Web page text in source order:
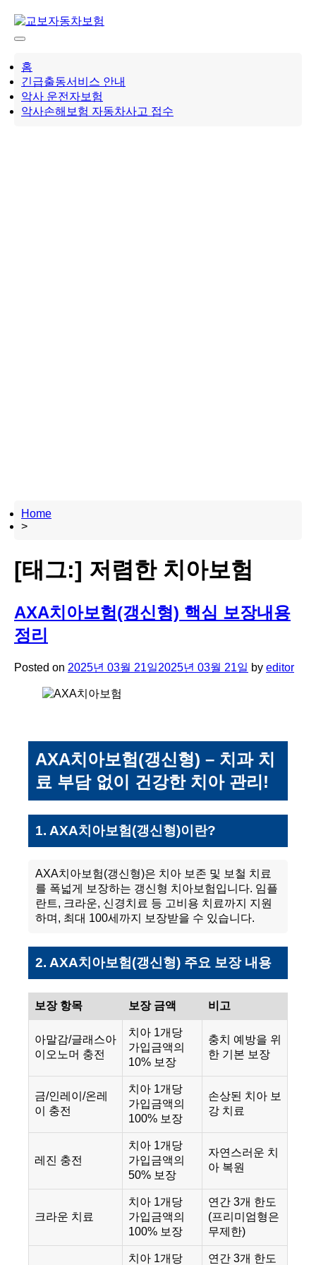
홈
긴급출동서비스 안내
악사 운전자보험
악사손해보험 자동차사고 접수
Home
>
[태그:] 저렴한 치아보험
AXA치아보험(갱신형) 핵심 보장내용
정리
Posted on 2025년 03월 21일2025년 03월 21일 by editor
AXA치아보험(갱신형) – 치과 치
료 부담 없이 건강한 치아 관리!
1. AXA치아보험(갱신형)이란?
AXA치아보험(갱신형)은 치아 보존 및 보철 치료
를 폭넓게 보장하는 갱신형 치아보험입니다. 임플
란트, 크라운, 신경치료 등 고비용 치료까지 지원
하며, 최대 100세까지 보장받을 수 있습니다.
2. AXA치아보험(갱신형) 주요 보장 내용
보장 항목 보장 금액 비고
아말감/글래스아
이오노머 충전
치아 1개당
가입금액의
10% 보장
충치 예방을 위
한 기본 보장
금/인레이/온레
이 충전
치아 1개당
가입금액의
100% 보장
손상된 치아 보
강 치료
레진 충전
치아 1개당
가입금액의
50% 보장
자연스러운 치
아 복원
크라운 치료
치아 1개당
가입금액의
100% 보장
연간 3개 한도
(프리미엄형은
무제한)
치아 1개당 연간 3개 한도